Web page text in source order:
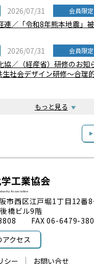
2026/07/31 会員限定
連／「令和8年熊本地震」
2026/07/31 会員限定
協／（経産省）研修のお
生社会デザイン研修～合理
もっと見る
工業協会
Association
市西区江戸堀1丁目12番8
橋ビル9階
FAX 06-6479-
クセス
シー お問い合せ